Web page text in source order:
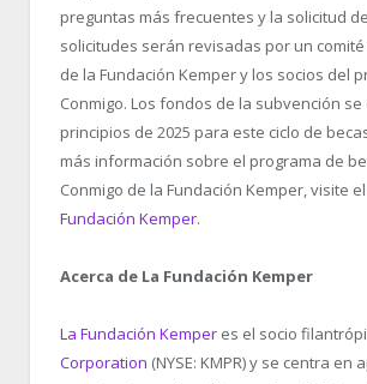
preguntas más frecuentes y la solicitud
solicitudes serán revisadas por un
de la Fundación Kemper y los socios del
Conmigo. Los fondos de la subvención
principios de 2025 para este ciclo de
más información sobre el programa de
Conmigo de la Fundación Kemper, visite el
Fundación Kemper.
Acerca de La Fundación Kemper
La Fundación Kemper es el socio
Corporation (NYSE: KMPR) y se centra en